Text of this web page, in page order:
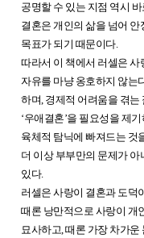
공명할 수 있는 지점 역시
결혼은 개인의 삶을 넘어
목표가 되기 때문이다.
따라서 이 책에서 러셀은
자유를 마냥 옹호하지 않는
하며, 경제적 어려움을 겪
‘우애결혼’을 필요성을 제
육체적 탐닉에 빠져드는 것
더 이상 부부만의 문제가
있다.
러셀은 사랑이 결혼과 도덕
때론 낭만적으로 사랑이 개
묘사하고, 때론 가장 차가운